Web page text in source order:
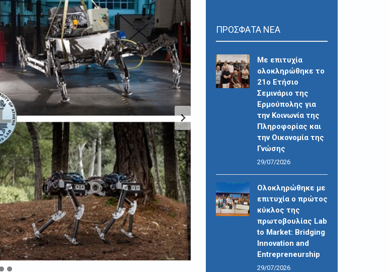
ΠΡΟΣΦΑΤΑ ΝΕΑ
Με επιτυχία
ολοκληρώθηκε το
21ο Ετήσιο
Σεμινάριο της
Ερμούπολης για
την Κοινωνία της
Πληροφορίας και
την Οικονομία της
Γνώσης
29/07/2026
Ολοκληρώθηκε με
επιτυχία ο πρώτος
κύκλος της
πρωτοβουλίας Lab
to Market: Bridging
Innovation and
Entrepreneurship
29/07/2026